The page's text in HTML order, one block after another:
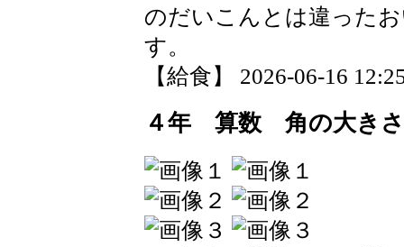
のだいこんとは違った
す。
【給食】 2026-06-16
４年 算数 角の大きさ